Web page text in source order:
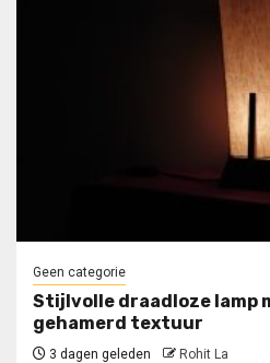
Geen categorie
Stijlvolle draadloze lamp
gehamerd textuur
3 dagen geleden Rohit La